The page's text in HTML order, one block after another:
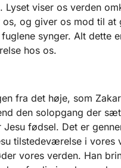
Lyset viser os verden
og giver os mod til at
synger. Alt dette
hos os.
fra det høje, som
den solopgang der
Jesu fødsel. Det er
tilstedeværelse i vores
vores verden. Han